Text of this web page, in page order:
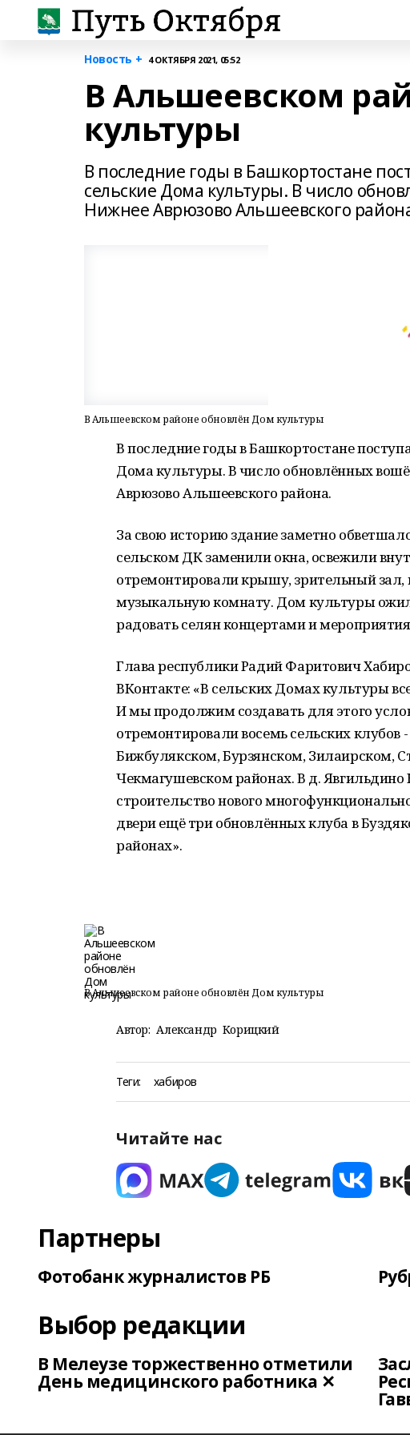
Новость + 4 ОКТЯБРЯ 2021, 05:52
В Альшеевском
культуры
В последние годы в Башкортостане
сельские Дома культуры. В число
Нижнее Аврюзово Альшеевского
В Альшеевском районе обновлён Дом культуры
В последние годы в Башкортостане
Дома культуры. В число обновлённых
Аврюзово Альшеевского района.
За свою историю здание заметно
сельском ДК заменили окна, освежили
отремонтировали крышу, зрительный
музыкальную комнату. Дом культуры
радовать селян концертами и
Глава республики Радий Фаритович
ВКонтакте: «В сельских Домах культуры
И мы продолжим создавать для этого
отремонтировали восемь сельских клубов
Бижбулякском, Бурзянском, Зилаирском,
Чекмагушевском районах. В д.
строительство нового
двери ещё три обновлённых клуба в
районах».
В Альшеевском районе обновлён Дом культуры
Автор: Александр Корицкий
Теги: хабиров
Читайте нас
Партнеры
Фотобанк журналистов РБ
Выбор редакции
В Мелеузе торжественно отметили
День медицинского работника ✕